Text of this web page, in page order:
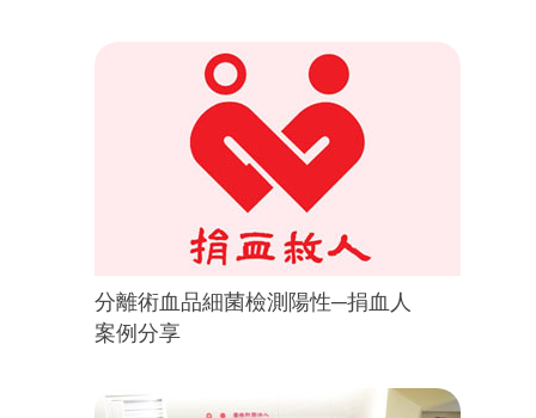
分離術血品細菌檢測陽性─捐血人
案例分享